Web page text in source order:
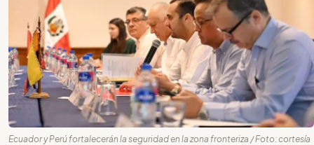
Ecuador y Perú fortalecerán la seguridad en la zona fronteriza / Foto: cortesía